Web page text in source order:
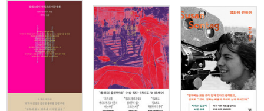
하는 사람들의 책이다. - 박동수(『철학책 독서 모임』 저자) ‘로써’와
‘로서’를 ‘든’과 ‘던’을 구분해야 한다 망해 가는 세상에서 파괴된 한국
어를, 대학교수와 출판노동자의 사회적 관계를, 한국에서 읽고 쓰는
일을 고치려고 하면서 미쳐 가는 한 교정공의 일기 『교정의 요정』을
소개하자면, 늘 떠오르는 일화가 있습니다. 제가 민음사 편집부에 막
입사했을 때의 일입니다. 이름을 대면 누구나 알 만한 사회과학계의